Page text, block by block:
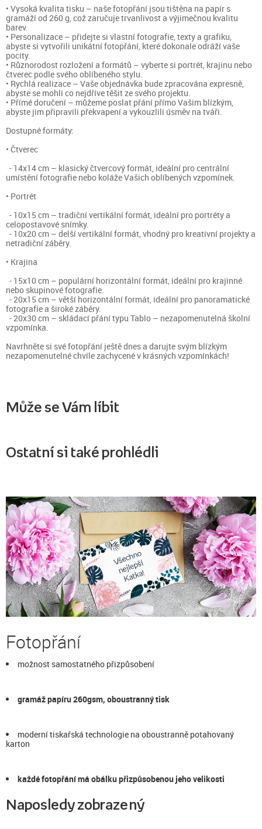
• Vysoká kvalita tisku – naše fotopřání jsou tištěna na papír s
gramáží od 260 g, což zaručuje trvanlivost a výjimečnou kvalitu
barev.
• Personalizace – přidejte si vlastní fotografie, texty a grafiku,
abyste si vytvořili unikátní fotopřání, které dokonale odráží vaše
pocity.
• Různorodost rozložení a formátů – vyberte si portrét, krajinu nebo
čtverec podle svého oblíbeného stylu.
• Rychlá realizace – Vaše objednávka bude zpracována expresně,
abyste se mohli co nejdříve těšit ze svého projektu.
• Přímé doručení – můžeme poslat přání přímo Vašim blízkým,
abyste jim připravili překvapení a vykouzlili úsměv na tváři.
Dostupné formáty:
• Čtverec
- 14x14 cm – klasický čtvercový formát, ideální pro centrální
umístění fotografie nebo koláže Vašich oblíbených vzpomínek.
• Portrét
- 10x15 cm – tradiční vertikální formát, ideální pro portréty a
celopostavové snímky.
- 10x20 cm – delší vertikální formát, vhodný pro kreativní projekty a
netradiční záběry.
• Krajina
- 15x10 cm – populární horizontální formát, ideální pro krajinné
nebo skupinové fotografie.
- 20x15 cm – větší horizontální formát, ideální pro panoramatické
fotografie a široké záběry.
- 20x30 cm – skládací přání typu Tablo – nezapomenutelná školní
vzpomínka.
Navrhněte si své fotopřání ještě dnes a darujte svým blízkým
nezapomenutelné chvíle zachycené v krásných vzpomínkách!
Může se Vám líbit
Ostatní si také prohlédli
Fotopřání
možnost samostatného přizpůsobení
gramáž papíru 260gsm, oboustranný tisk
moderní tiskařská technologie na oboustranně potahovaný
karton
každé fotopřání má obálku přizpůsobenou jeho velikosti
Naposledy zobrazený